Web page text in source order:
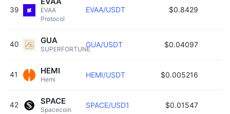
39
EVAA
Protocol
EVAA/USDT $0.8429
40
SUPERFORTUNE
GUA GUA/USDT $0.04097
41
Hemi
HEMI HEMI/USDT $0.005216
42
Spacecoin
SPACE SPACE/USD1 $0.01547